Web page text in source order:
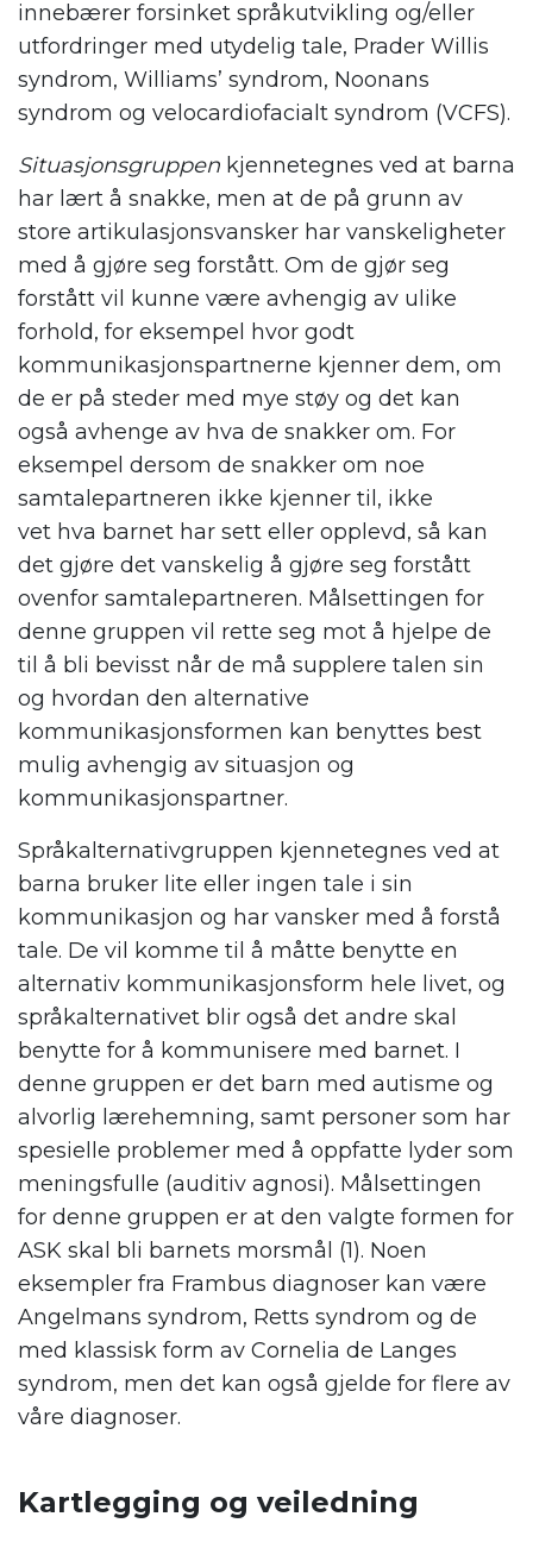
innebærer forsinket språkutvikling og/eller
utfordringer med utydelig tale, Prader Willis
syndrom, Williams’ syndrom, Noonans
syndrom og velocardiofacialt syndrom (VCFS).
Situasjonsgruppen kjennetegnes ved at barna
har lært å snakke, men at de på grunn av
store artikulasjonsvansker har vanskeligheter
med å gjøre seg forstått. Om de gjør seg
forstått vil kunne være avhengig av ulike
forhold, for eksempel hvor godt
kommunikasjonspartnerne kjenner dem, om
de er på steder med mye støy og det kan
også avhenge av hva de snakker om. For
eksempel dersom de snakker om noe
samtalepartneren ikke kjenner til, ikke
vet hva barnet har sett eller opplevd, så kan
det gjøre det vanskelig å gjøre seg forstått
ovenfor samtalepartneren. Målsettingen for
denne gruppen vil rette seg mot å hjelpe de
til å bli bevisst når de må supplere talen sin
og hvordan den alternative
kommunikasjonsformen kan benyttes best
mulig avhengig av situasjon og
kommunikasjonspartner.
Språkalternativgruppen kjennetegnes ved at
barna bruker lite eller ingen tale i sin
kommunikasjon og har vansker med å forstå
tale. De vil komme til å måtte benytte en
alternativ kommunikasjonsform hele livet, og
språkalternativet blir også det andre skal
benytte for å kommunisere med barnet. I
denne gruppen er det barn med autisme og
alvorlig lærehemning, samt personer som har
spesielle problemer med å oppfatte lyder som
meningsfulle (auditiv agnosi). Målsettingen
for denne gruppen er at den valgte formen for
ASK skal bli barnets morsmål (1). Noen
eksempler fra Frambus diagnoser kan være
Angelmans syndrom, Retts syndrom og de
med klassisk form av Cornelia de Langes
syndrom, men det kan også gjelde for flere av
våre diagnoser.
Kartlegging og veiledning